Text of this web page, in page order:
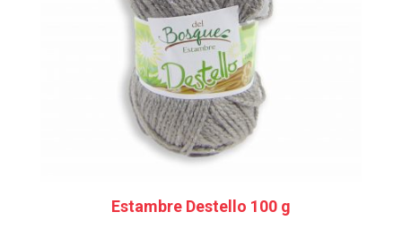
Estambre Destello 100 g